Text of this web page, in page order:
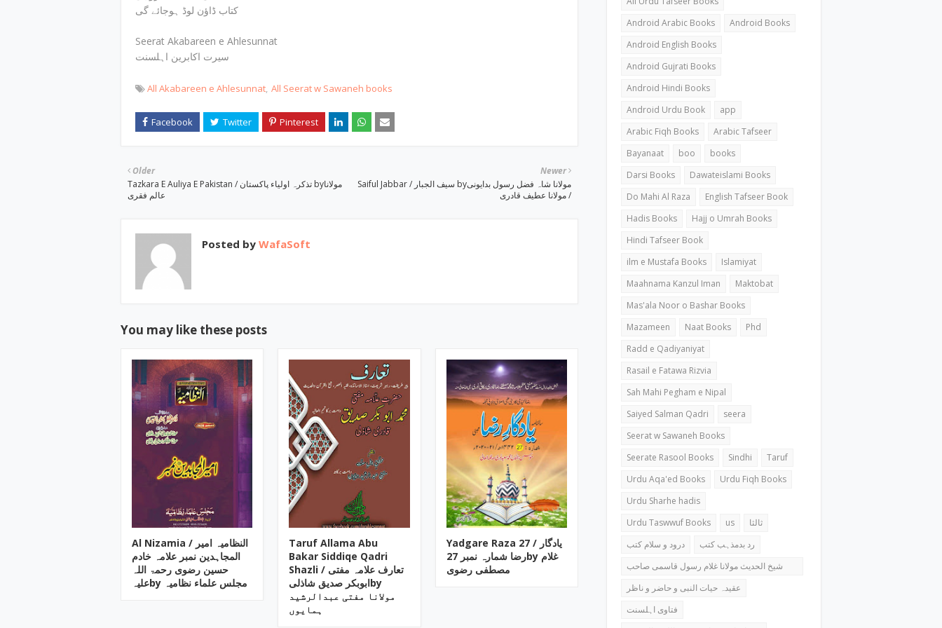
کتاب ڈاؤن لوڈ ہوجائے گی
Seerat Akabareen e Ahlesunnat
All Akabareen e Ahlesunnat All Seerat w Sawaneh books
Newer
Saiful Jabbar / سیف الجبار byمولانا شاہ فضل رسول بدایونی
/ مولانا عطیف قادری
Older
Tazkara E Auliya E Pakistan / تذکرہ اولیاء پاکستان byمولانا
عالم فقری
Posted by WafaSoft
You may like these posts
Al Nizamia ‎/ النظامیہ امیر
المجاہدین نمبر علامہ خادم
حسین رضوی رحمۃ اللہ
علیہby ‎مجلس علماء نظامیہ
Taruf Allama Abu
Bakar Siddiqe Qadri
Shazli ‎/ تعارف علامہ مفتی
ابوبکر صدیق شاذلیby
ہمایوں
Yadgare Raza ‎27 / یادگار
رضا شمارہ نمبر 27by ‎غلام
مصطفی رضوی
Android Arabic Books
Android Books
Android English Books
Android Gujrati Books
Android Hindi Books
Android Urdu Book
app
Arabic Fiqh Books
Arabic Tafseer
Bayanaat
boo
books
Darsi Books
Dawateislami Books
Do Mahi Al Raza
English Tafseer Book
Hadis Books
Hajj o Umrah Books
Hindi Tafseer Book
ilm e Mustafa Books
Islamiyat
Maahnama Kanzul Iman
Maktobat
Mas'ala Noor o Bashar Books
Mazameen
Naat Books
Phd
Radd e Qadiyaniyat
Rasail e Fatawa Rizvia
Sah Mahi Pegham e Nipal
Saiyed Salman Qadri
seera
Seerat w Sawaneh Books
Seerate Rasool Books
Sindhi
Taruf
Urdu Aqa'ed Books
Urdu Fiqh Books
Urdu Sharhe hadis
Urdu Taswwuf Books
us
ثالثا
درود و سلام کتب
رد بدمذہب کتب
شیخ الحدیث مولانا غلام رسول قاسمی صاحب
کتب
عقیدہ حیات النبی و حاضر و ناظر
فتاوی اہلسنت